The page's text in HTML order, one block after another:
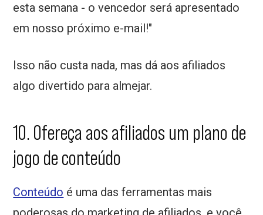
esta semana - o vencedor será apresentado
em nosso próximo e-mail!"
Isso não custa nada, mas dá aos afiliados
algo divertido para almejar.
10. Ofereça aos afiliados um plano de
jogo de conteúdo
Conteúdo é uma das ferramentas mais